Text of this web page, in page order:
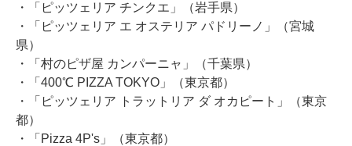
・「ピッツェリア チンクエ」（岩手県）
・「ピッツェリア エ オステリア パドリーノ」（宮城
県）
・「村のピザ屋 カンパーニャ」（千葉県）
・「400℃ PIZZA TOKYO」（東京都）
・「ピッツェリア トラットリア ダ オカピート」（東京
都）
・「Pizza 4P's」（東京都）